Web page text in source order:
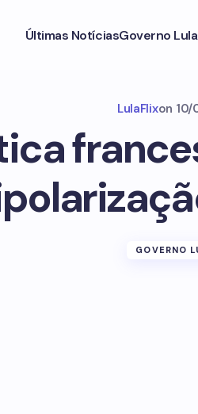
Últimas NotíciasGoverno Lula
LulaFlixon 10/
GOVERNO